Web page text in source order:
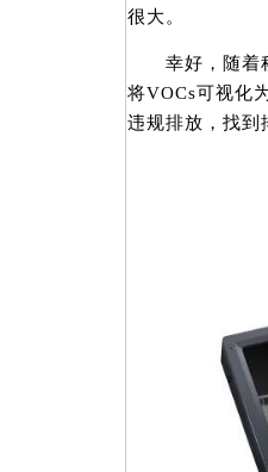
很大。
幸好，随着科
将VOCs可视化
违规排放，找到